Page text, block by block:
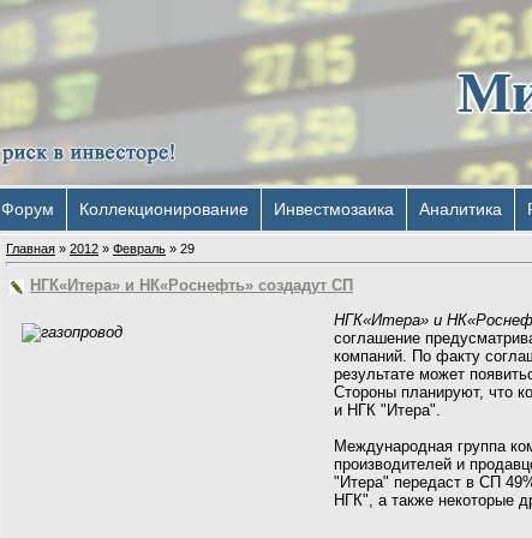
Форум Коллекционирование Инвестмозаика Аналитика
Главная » 2012 » Февраль » 29
НГК«Итера» и НК«Роснефть» создадут СП
НГК«Итера» и
соглашение
компаний. По факту
результате может
Стороны планируют, что
и НГК "Итера".
Международная группа
производителей и
"Итера" передаст в СП
НГК", а также некоторые